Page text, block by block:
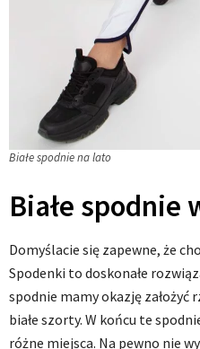
Białe spodnie na lato
Białe spodnie
Domyślacie się zapewne, że
Spodenki to doskonałe
spodnie mamy okazję założyć
białe szorty. W końcu te
różne miejsca. Na pewno nie